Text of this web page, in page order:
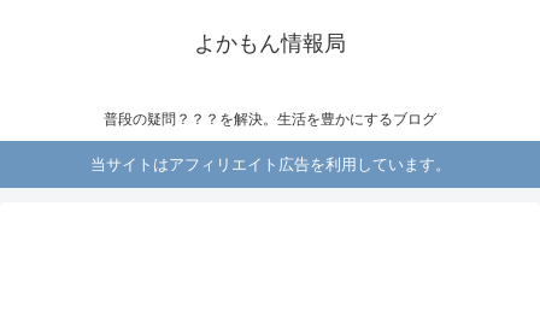
よかもん情報局
普段の疑問？？？を解決。生活を豊かにするブログ
当サイトはアフィリエイト広告を利用しています。